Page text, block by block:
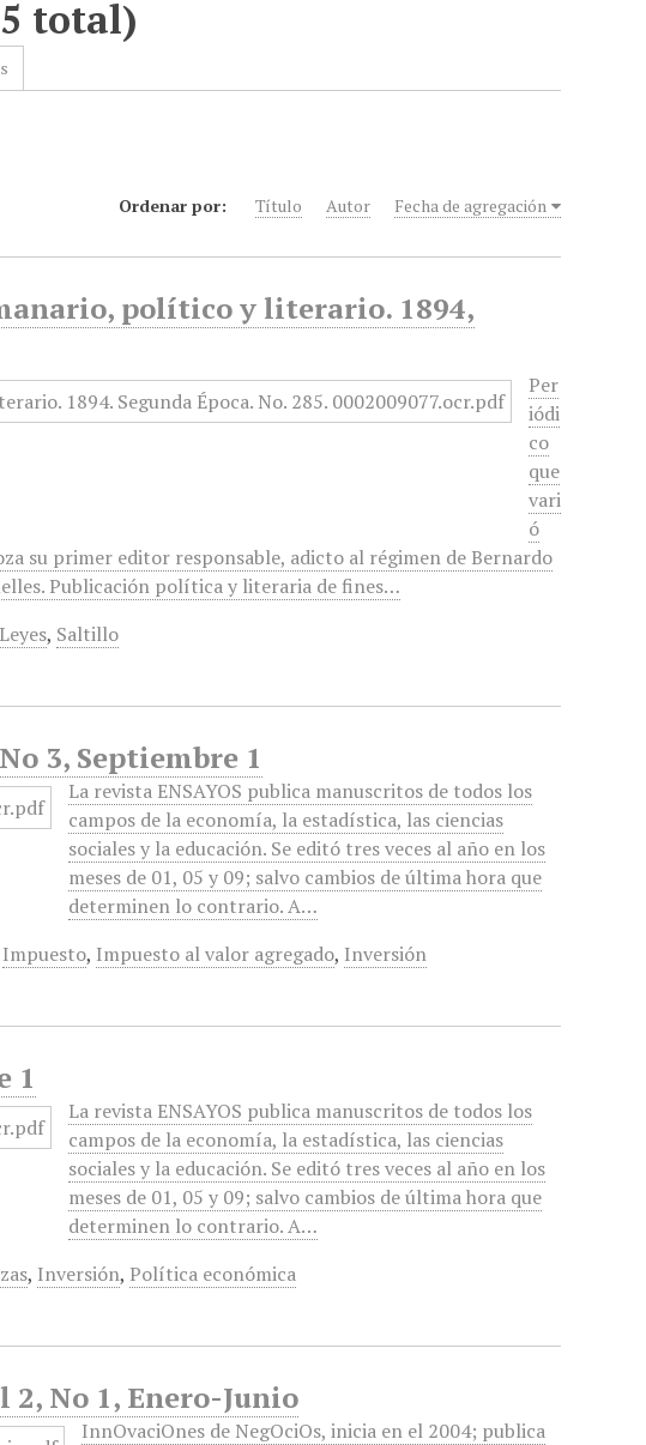
total)
Ordenar por: Título Autor Fecha de agregación
político y literario. 1894,
Per
iódi
co
que
vari
ó
su primer editor responsable, adicto al régimen de Bernardo
Publicación política y literaria de fines…
Leyes, Saltillo
3, Septiembre 1
La revista ENSAYOS publica manuscritos de todos los
campos de la economía, la estadística, las ciencias
sociales y la educación. Se editó tres veces al año en los
meses de 01, 05 y 09; salvo cambios de última hora que
determinen lo contrario. A…
Impuesto, Impuesto al valor agregado, Inversión
1
La revista ENSAYOS publica manuscritos de todos los
campos de la economía, la estadística, las ciencias
sociales y la educación. Se editó tres veces al año en los
meses de 01, 05 y 09; salvo cambios de última hora que
determinen lo contrario. A…
, Inversión, Política económica
2, No 1, Enero-Junio
InnOvaciOnes de NegOciOs, inicia en el 2004; publica